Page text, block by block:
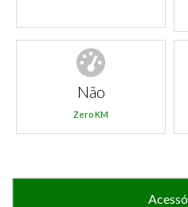
Não
Zero KM